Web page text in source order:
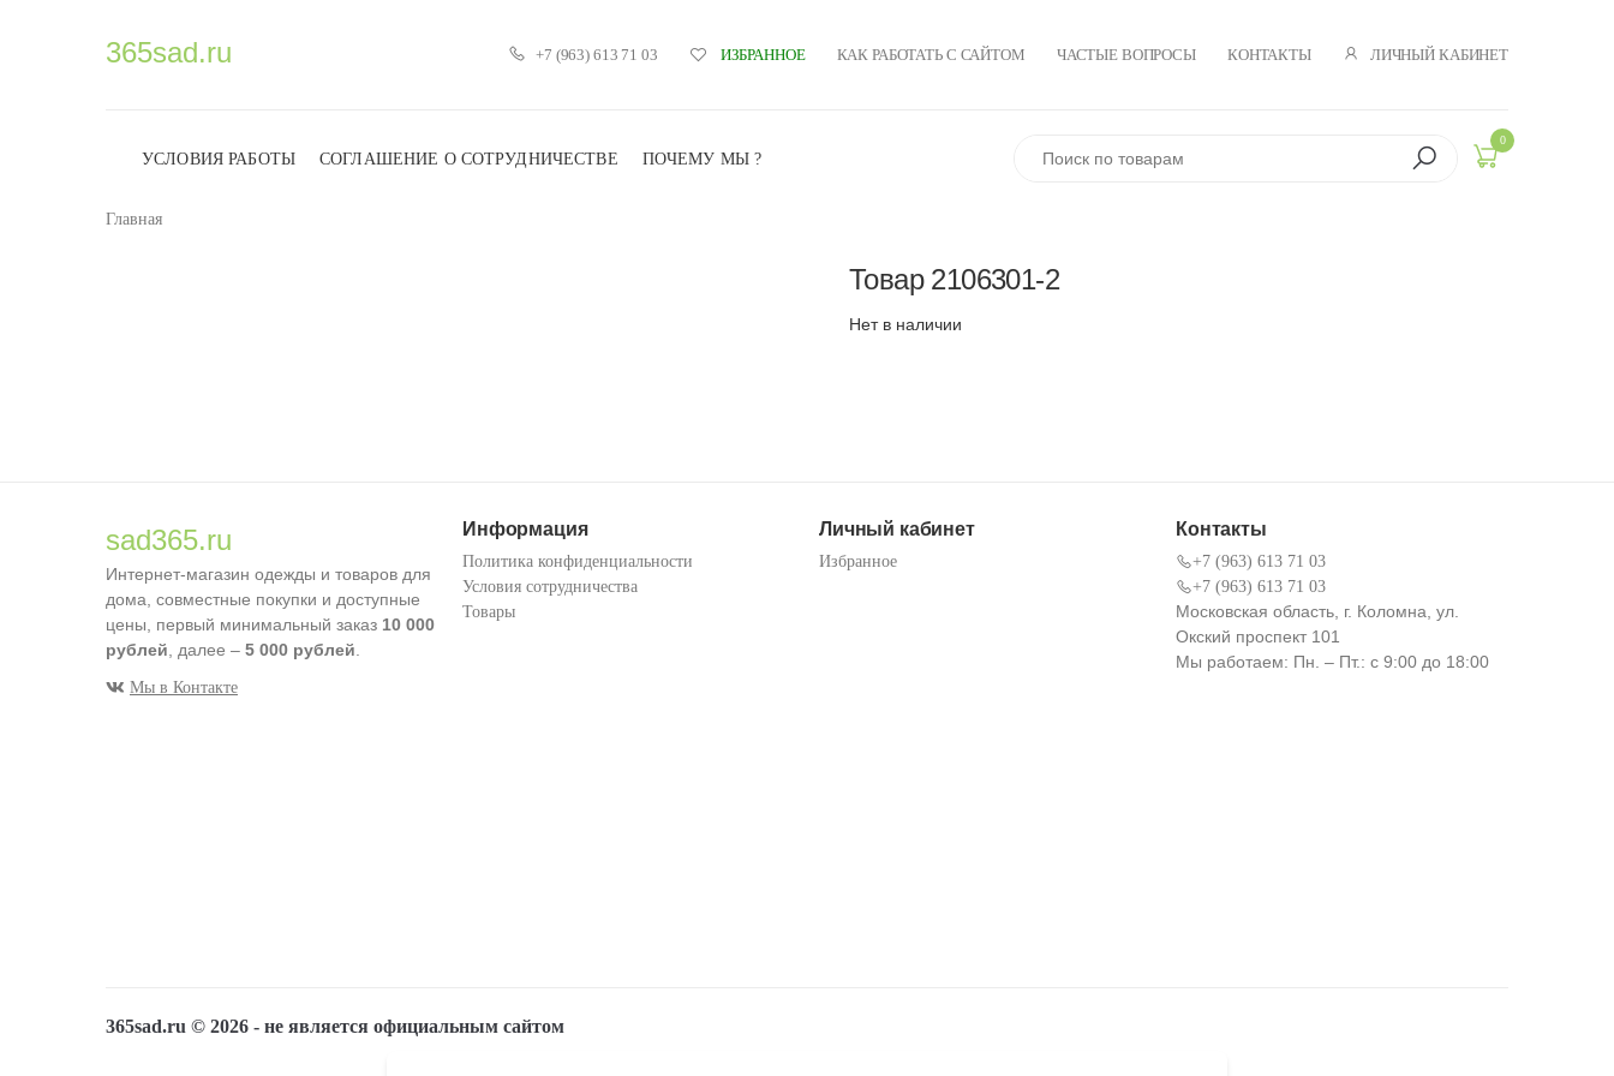
365sad.ru +7 (963) 613 71 03 ИЗБРАННОЕ КАК РАБОТАТЬ С САЙТОМ ЧАСТЫЕ ВОПРОСЫ КОНТАКТЫ ЛИЧНЫЙ КАБИНЕТ
УСЛОВИЯ РАБОТЫ СОГЛАШЕНИЕ О СОТРУДНИЧЕСТВЕ ПОЧЕМУ МЫ ?
0
Главная
Товар 2106301-2
Нет в наличии
sad365.ru
Интернет-магазин одежды и товаров для
дома, совместные покупки и доступные
цены, первый минимальный заказ 10 000
рублей , далее – 5 000 рублей
Мы в Контакте
Информация
Политика конфиденциальности
Условия сотрудничества
Товары
Личный кабинет
Избранное
Контакты
+7 (963) 613 71 03
+7 (963) 613 71 03
Московская область, г. Коломна, ул.
Окский проспект 101
Мы работаем: Пн. – Пт.: с 9:00 до 18:00
365sad.ru © 2026 - не является официальным сайтом